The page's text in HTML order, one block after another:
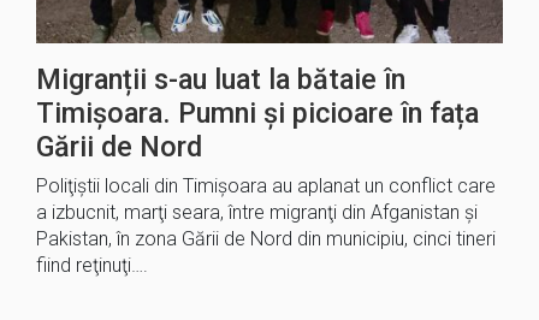
Migranții s-au luat la bătaie în
Timișoara. Pumni și picioare în fața
Gării de Nord
Poliţiştii locali din Timişoara au aplanat un conflict care
a izbucnit, marţi seara, între migranţi din Afganistan şi
Pakistan, în zona Gării de Nord din municipiu, cinci tineri
fiind reţinuţi….